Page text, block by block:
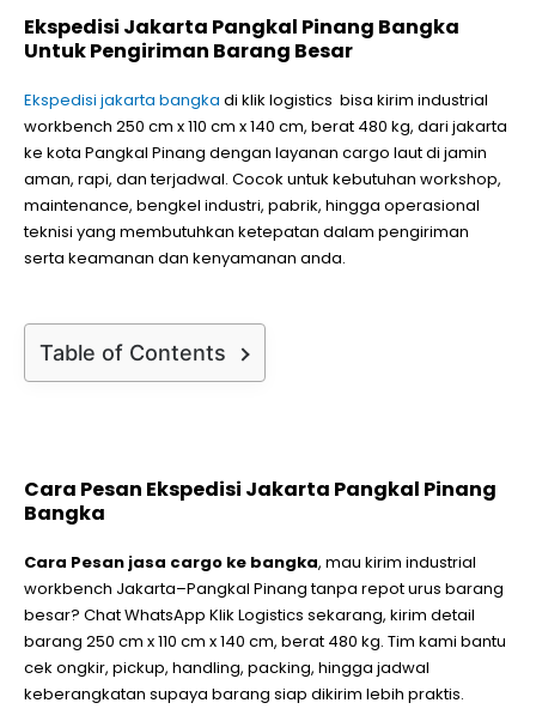
Ekspedisi Jakarta Pangkal Pinang Bangka
Untuk Pengiriman Barang Besar
Ekspedisi jakarta bangka di klik logistics bisa kirim industrial
workbench 250 cm x 110 cm x 140 cm, berat 480 kg, dari jakarta
ke kota Pangkal Pinang dengan layanan cargo laut di jamin
aman, rapi, dan terjadwal. Cocok untuk kebutuhan workshop,
maintenance, bengkel industri, pabrik, hingga operasional
teknisi yang membutuhkan ketepatan dalam pengiriman
serta keamanan dan kenyamanan anda.
Table of Contents
Cara Pesan Ekspedisi Jakarta Pangkal Pinang
Bangka
Cara Pesan jasa cargo ke bangka, mau kirim industrial
workbench Jakarta–Pangkal Pinang tanpa repot urus barang
besar? Chat WhatsApp Klik Logistics sekarang, kirim detail
barang 250 cm x 110 cm x 140 cm, berat 480 kg. Tim kami bantu
cek ongkir, pickup, handling, packing, hingga jadwal
keberangkatan supaya barang siap dikirim lebih praktis.